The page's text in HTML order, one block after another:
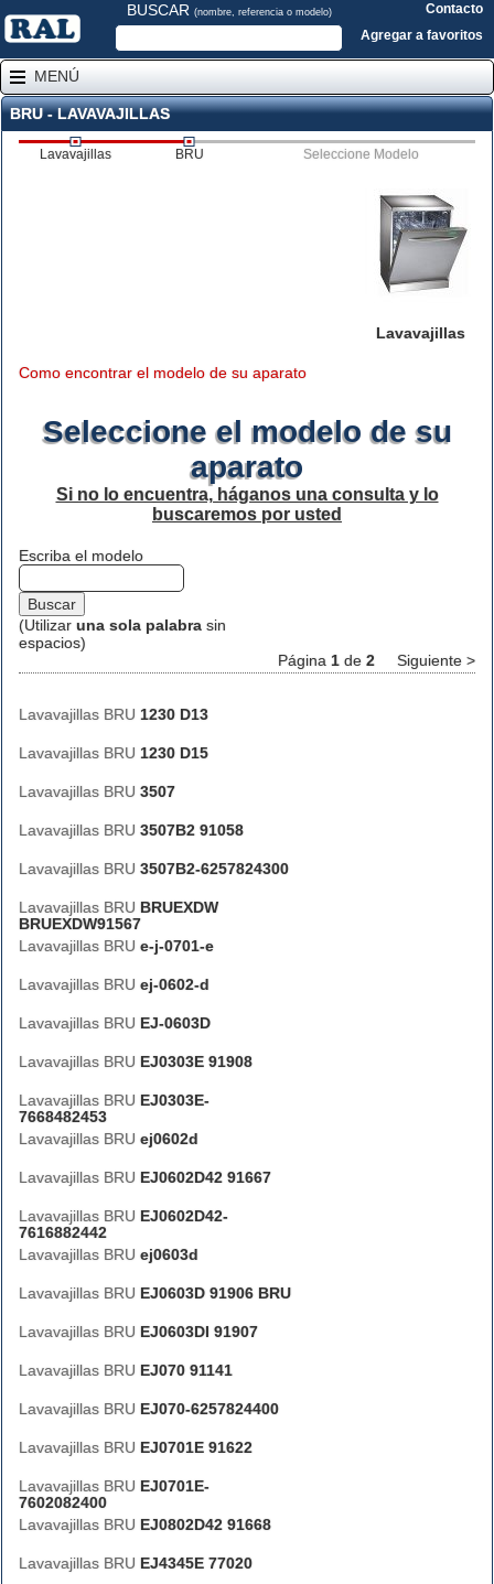
BUSCAR (nombre, referencia o modelo)
Contacto
Agregar a favoritos
MENÚ
BRU - LAVAVAJILLAS
Lavavajillas BRU Seleccione Modelo
Lavavajillas
Como encontrar el modelo de su aparato
Seleccione el modelo de su
aparato
Si no lo encuentra, háganos una consulta y lo
buscaremos por usted
Escriba el modelo
(Utilizar una sola palabra sin
espacios)
Página 1 de 2 Siguiente >
Lavavajillas BRU 1230 D13
Lavavajillas BRU 1230 D15
Lavavajillas BRU 3507
Lavavajillas BRU 3507B2 91058
Lavavajillas BRU 3507B2-6257824300
Lavavajillas BRU BRUEXDW
BRUEXDW91567
Lavavajillas BRU e-j-0701-e
Lavavajillas BRU ej-0602-d
Lavavajillas BRU EJ-0603D
Lavavajillas BRU EJ0303E 91908
Lavavajillas BRU EJ0303E-
7668482453
Lavavajillas BRU ej0602d
Lavavajillas BRU EJ0602D42 91667
Lavavajillas BRU EJ0602D42-
7616882442
Lavavajillas BRU ej0603d
Lavavajillas BRU EJ0603D 91906 BRU
Lavavajillas BRU EJ0603DI 91907
Lavavajillas BRU EJ070 91141
Lavavajillas BRU EJ070-6257824400
Lavavajillas BRU EJ0701E 91622
Lavavajillas BRU EJ0701E-
7602082400
Lavavajillas BRU EJ0802D42 91668
Lavavajillas BRU EJ4345E 77020